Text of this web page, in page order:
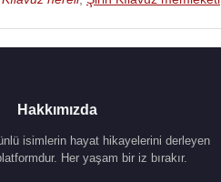
Hakkımızda
isimlerin hayat hikayelerini derleyen
Her yaşam bir iz bırakır.